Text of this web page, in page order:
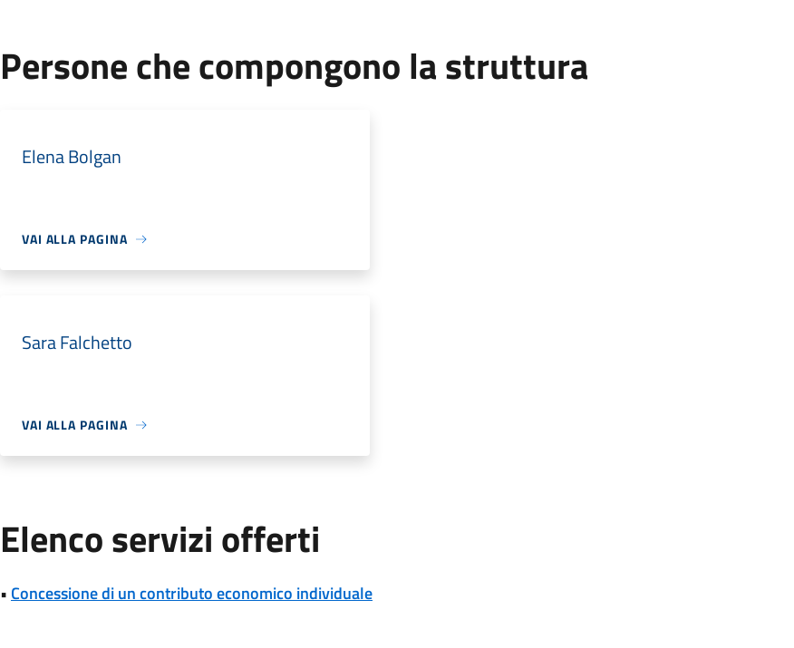
Persone che compongono la struttura
Elena Bolgan
VAI ALLA PAGINA
Sara Falchetto
VAI ALLA PAGINA
Elenco servizi offerti
• Concessione di un contributo economico individuale